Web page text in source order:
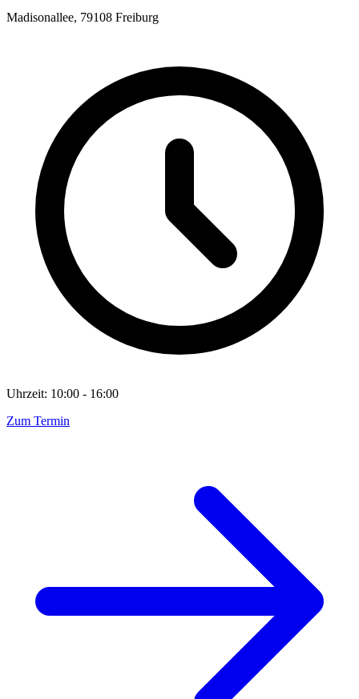
Madisonallee, 79108 Freiburg
Uhrzeit: 10:00 - 16:00
Zum Termin